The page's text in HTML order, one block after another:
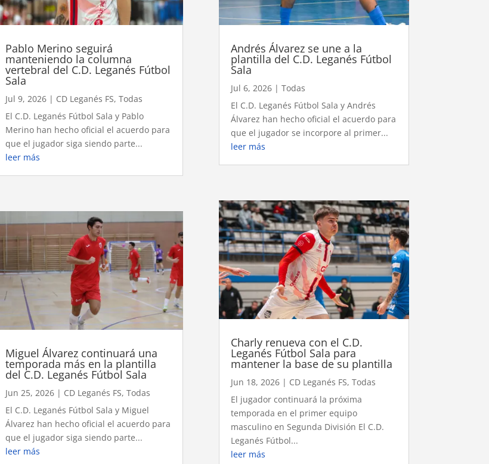
Pablo Merino seguirá
manteniendo la columna
vertebral del C.D. Leganés Fútbol
Sala
Jul 9, 2026| CD Leganés FS, Todas
El C.D. Leganés Fútbol Sala y Pablo
Merino han hecho oficial el acuerdo para
que el jugador siga siendo parte...
leer más
Miguel Álvarez continuará una
temporada más en la plantilla
del C.D. Leganés Fútbol Sala
Jun 25, 2026| CD Leganés FS, Todas
El C.D. Leganés Fútbol Sala y Miguel
Álvarez han hecho oficial el acuerdo para
que el jugador siga siendo parte...
leer más
Andrés Álvarez se une a la
plantilla del C.D. Leganés Fútbol
Sala
Jul 6, 2026| Todas
El C.D. Leganés Fútbol Sala y Andrés
Álvarez han hecho oficial el acuerdo para
que el jugador se incorpore al primer...
leer más
Charly renueva con el C.D.
Leganés Fútbol Sala para
mantener la base de su plantilla
Jun 18, 2026| CD Leganés FS, Todas
El jugador continuará la próxima
temporada en el primer equipo
masculino en Segunda División El C.D.
Leganés Fútbol...
leer más